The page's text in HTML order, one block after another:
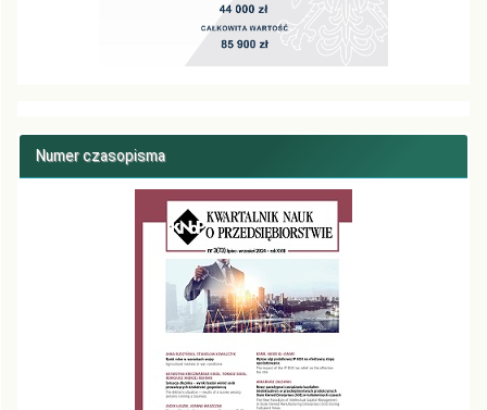
Numer czasopisma